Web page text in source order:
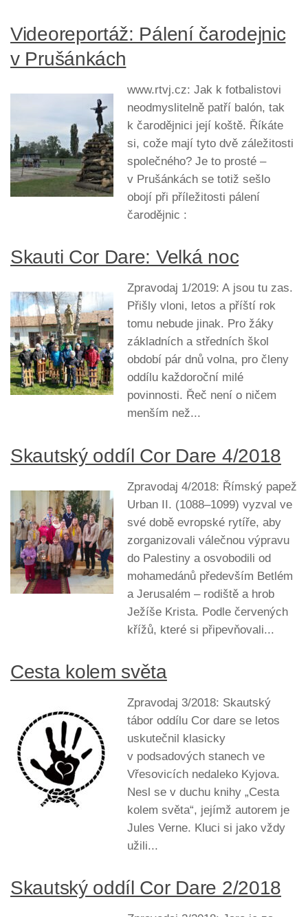
Videoreportáž: Pálení čarodejnic
v Prušánkách
www.rtvj.cz: Jak k fotbalistovi
neodmyslitelně patří balón, tak
k čarodějnici její koště. Říkáte
si, cože mají tyto dvě záležitosti
společného? Je to prosté –
v Prušánkách se totiž sešlo
obojí při příležitosti pálení
čarodějnic :
Skauti Cor Dare: Velká noc
Zpravodaj 1/2019: A jsou tu zas.
Přišly vloni, letos a příští rok
tomu nebude jinak. Pro žáky
základních a středních škol
období pár dnů volna, pro členy
oddílu každoroční milé
povinnosti. Řeč není o ničem
menším než...
Skautský oddíl Cor Dare 4/2018
Zpravodaj 4/2018: Římský papež
Urban II. (1088–1099) vyzval ve
své době evropské rytíře, aby
zorganizovali válečnou výpravu
do Palestiny a osvobodili od
mohamedánů především Betlém
a Jerusalém – rodiště a hrob
Ježíše Krista. Podle červených
křížů, které si připevňovali...
Cesta kolem světa
Zpravodaj 3/2018: Skautský
tábor oddílu Cor dare se letos
uskutečnil klasicky
v podsadových stanech ve
Vřesovicích nedaleko Kyjova.
Nesl se v duchu knihy „Cesta
kolem světa“, jejímž autorem je
Jules Verne. Kluci si jako vždy
užili...
Skautský oddíl Cor Dare 2/2018